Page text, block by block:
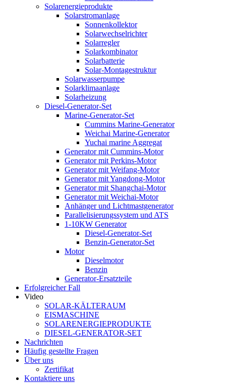
Solarenergieprodukte
Solarstromanlage
Sonnenkollektor
Solarwechselrichter
Solarregler
Solarkombinator
Solarbatterie
Solar-Montagestruktur
Solarwasserpumpe
Solarklimaanlage
Solarheizung
Diesel-Generator-Set
Marine-Generator-Set
Cummins Marine-Generator
Weichai Marine-Generator
Yuchai marine Aggregat
Generator mit Cummins-Motor
Generator mit Perkins-Motor
Generator mit Weifang-Motor
Generator mit Yangdong-Motor
Generator mit Shangchai-Motor
Generator mit Weichai-Motor
Anhänger und Lichtmastgenerator
Parallelisierungssystem und ATS
1-10KW Generator
Diesel-Generator-Set
Benzin-Generator-Set
Motor
Dieselmotor
Benzin
Generator-Ersatzteile
Erfolgreicher Fall
Video
SOLAR-KÄLTERAUM
EISMASCHINE
SOLARENERGIEPRODUKTE
DIESEL-GENERATOR-SET
Nachrichten
Häufig gestellte Fragen
Über uns
Zertifikat
Kontaktiere uns